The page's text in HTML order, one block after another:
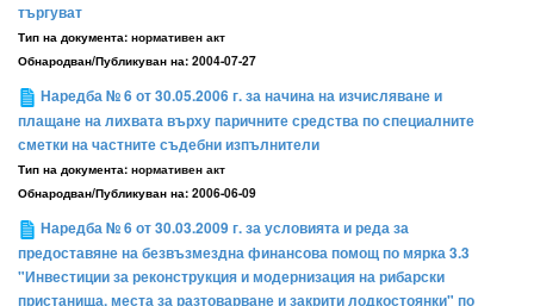
търгуват
Тип на документа: нормативен акт
Обнародван/Публикуван на: 2004-07-27
Наредба № 6 от 30.05.2006 г. за начина на изчисляване и
плащане на лихвата върху паричните средства по специалните
сметки на частните съдебни изпълнители
Тип на документа: нормативен акт
Обнародван/Публикуван на: 2006-06-09
Наредба № 6 от 30.03.2009 г. за условията и реда за
предоставяне на безвъзмездна финансова помощ по мярка 3.3
"Инвестиции за реконструкция и модернизация на рибарски
пристанища, места за разтоварване и закрити лодкостоянки" по